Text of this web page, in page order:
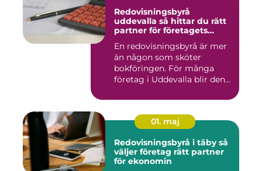
Redovisningsbyrå
uddevalla så hittar du rätt
partner för företagets
En redovisningsbyrå är mer
än någon som sköter
bokföringen. För många
företag i Uddevalla blir den
01. maj
Redovisningsbyrå i täby så
väljer företag rätt partner
för ekonomin